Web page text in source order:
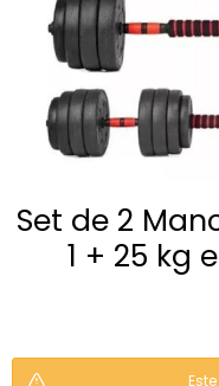
Set de 2
1 + 25 kg
Bancos de pecho
Máquinas de remo
Multigimnasios
Bicicletas tradicionales